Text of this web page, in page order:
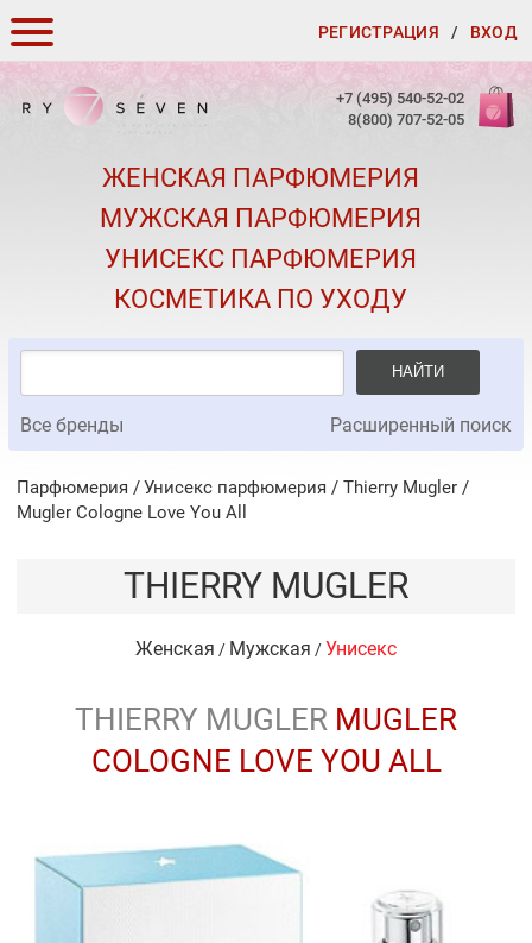
РЕГИСТРАЦИЯ / ВХОД
КАК ЗАКАЗАТЬ
СКИДКИ
КОНТАКТЫ
О КАЧЕСТВЕ
ПОДАРКИ К ЗАКАЗАМ
+7 (495) 540-52-02
8(800) 707-52-05
ЖЕНСКАЯ ПАРФЮМЕРИЯ
МУЖСКАЯ ПАРФЮМЕРИЯ
УНИСЕКС ПАРФЮМЕРИЯ
КОСМЕТИКА ПО УХОДУ
НАЙТИ
Все бренды Расширенный поиск
Парфюмерия Унисекс парфюмерия / Thierry Mugler /
Mugler Cologne Love You All
THIERRY MUGLER
Женская / Мужская /Унисекс
THIERRY MUGLER MUGLER
COLOGNE LOVE YOU ALL